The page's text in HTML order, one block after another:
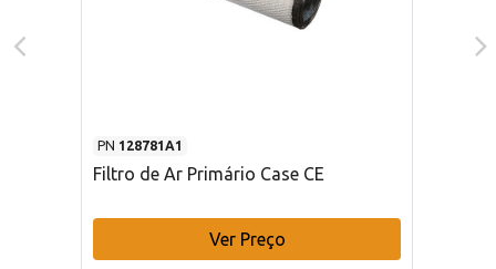
PN 128781A1
Filtro de Ar Primário Case CE
Ver Preço